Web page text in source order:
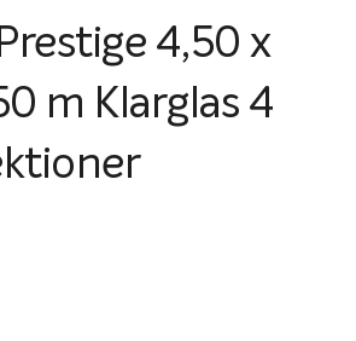
4,50 x
m Klarglas 4